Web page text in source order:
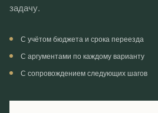
задачу.
С учётом бюджета и срока переезда
С аргументами по каждому варианту
С сопровождением следующих шагов